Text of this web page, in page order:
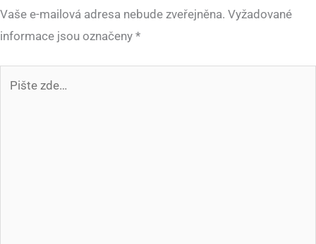
Vaše e-mailová adresa nebude zveřejněna. Vyžadované
informace jsou označeny *